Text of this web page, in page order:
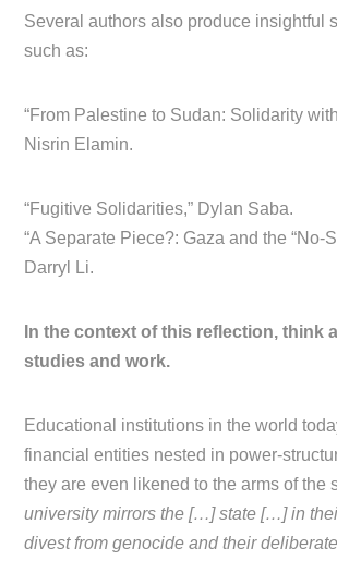
Several authors also produce insightful
such as:
“From Palestine to Sudan: Solidarity
Nisrin Elamin.
“Fugitive Solidarities,” Dylan Saba.
“A Separate Piece?: Gaza and the “No-
Darryl Li.
In the context of this reflection, think
studies and work.
Educational institutions in the world
financial entities nested in power-
they are even likened to the arms of the
university mirrors the […] state […] in
divest from genocide and their